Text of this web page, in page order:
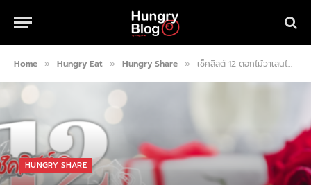
Home » Hungry Eat » Hungry Share » เช็คลิสต์ 12 ดอกไม้วาเลนไทน์ เลือกยังไงให้ถูกใจแฟน
HUNGRY SHARE